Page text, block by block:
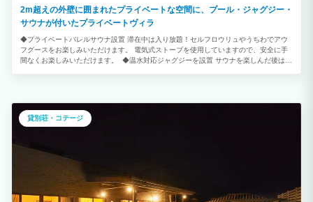
2m超えの外壁に囲まれたプライベートな空間に、プール・ジャグジー・
サウナが付いたプライベートヴィラ
◆プライベートバレルサウナ設置 滞在中は入り放題！セルフロウリュやうちわでアウ
フグースをお楽しみいただけます。 電気式ストーブを使用していますので、安全に手
間なくお楽しみいただけます。 ◆温水対応ジャグジーを設置 サウナを楽しんだ後は、
まで快適に楽しめます。 ◆1日1組のプライベートリゾート 1日1組限定の1棟貸切のプ
ライベートヴィラ。 海まで徒歩1分。 鏡ヶ浦からは、天候次第では幻想的なサンセッ
トも観られます。 海と緑に囲まれた館山ありながら都心から70分～高速出口から7
なアクティビティ 大自然のふれいあいを。 季節の花々 トレッキング～海遊び 冬はお
で気軽にBBQ テラスには本格BBQグリル（無料）テーブル、屋外照明、屋根もござい
ますので天候に左右されず年中無休でご利用いただけます。 調理器具や食器類もご用
意がございますので、食材を用意するだけで手軽に楽しめます。 ◆プライベートクル
貸別荘・コテージ